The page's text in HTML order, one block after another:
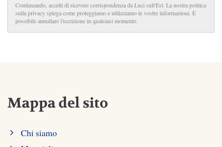
Continuando, accetti di ricevere corrispondenza da Luci sull'Est. La nostra politica
sulla privacy spiega come proteggiamo e utilizziamo le vostre informazioni. È
possibile annullare l'iscrizione in qualsiasi momento.
Mappa del sito
Chi siamo